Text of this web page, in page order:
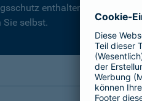
enthalten. Vergleichen
Sie selbst.